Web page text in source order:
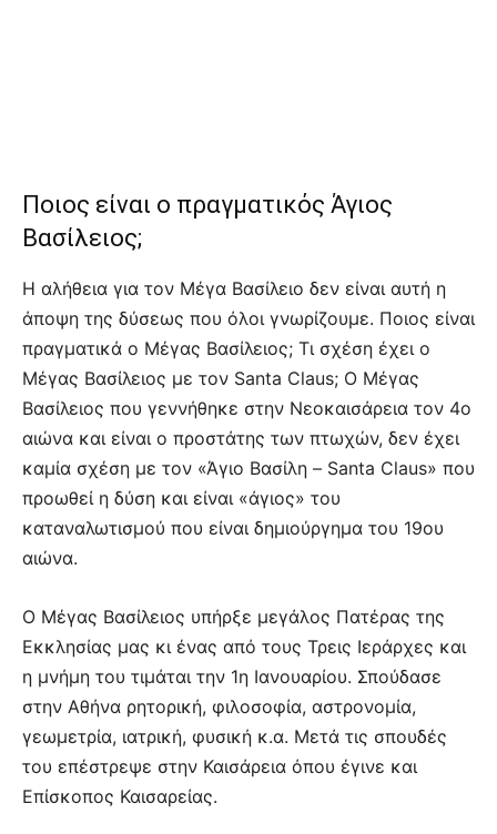
Ποιος είναι ο πραγματικός Άγιος
Βασίλειος;
Η αλήθεια για τον Μέγα Βασίλειο δεν είναι αυτή η
άποψη της δύσεως που όλοι γνωρίζουμε. Ποιος είναι
πραγματικά ο Μέγας Βασίλειος; Τι σχέση έχει ο
Μέγας Βασίλειος με τον Santa Claus; Ο Μέγας
Βασίλειος που γεννήθηκε στην Νεοκαισάρεια τον 4ο
αιώνα και είναι ο προστάτης των πτωχών, δεν έχει
καμία σχέση με τον «Άγιο Βασίλη – Santa Claus» που
προωθεί η δύση και είναι «άγιος» του
καταναλωτισμού που είναι δημιούργημα του 19ου
αιώνα.
Ο Μέγας Βασίλειος υπήρξε μεγάλος Πατέρας της
Εκκλησίας μας κι ένας από τους Τρεις Ιεράρχες και
η μνήμη του τιμάται την 1η Ιανουαρίου. Σπούδασε
στην Αθήνα ρητορική, φιλοσοφία, αστρονομία,
γεωμετρία, ιατρική, φυσική κ.α. Μετά τις σπουδές
του επέστρεψε στην Καισάρεια όπου έγινε και
Επίσκοπος Καισαρείας.